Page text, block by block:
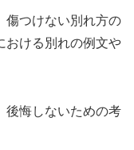
傷つけない別れ方の
おける別れの例文や
後悔しないための考